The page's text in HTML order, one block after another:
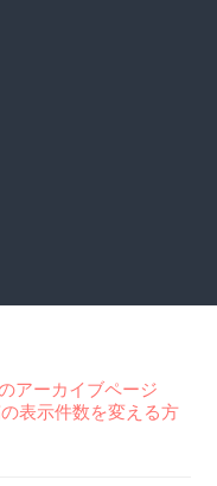
アーカイブページ
表示件数を変える方